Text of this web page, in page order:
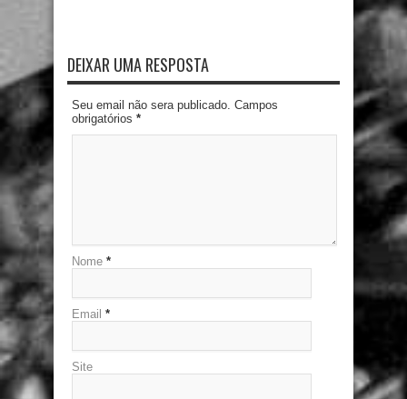
DEIXAR UMA RESPOSTA
Seu email não sera publicado. Campos
obrigatórios *
Nome *
Email *
Site